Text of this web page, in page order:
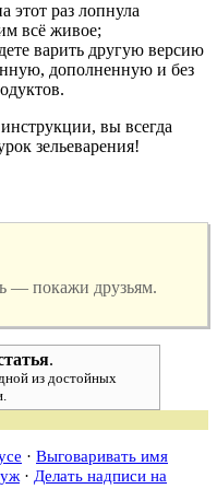
этот раз лопнула
всё живое;
варить другую версию
дополненную и без
вы всегда
зельеварения!
— покажи друзьям.
.
из достойных
· Выговаривать имя
· Делать надписи на